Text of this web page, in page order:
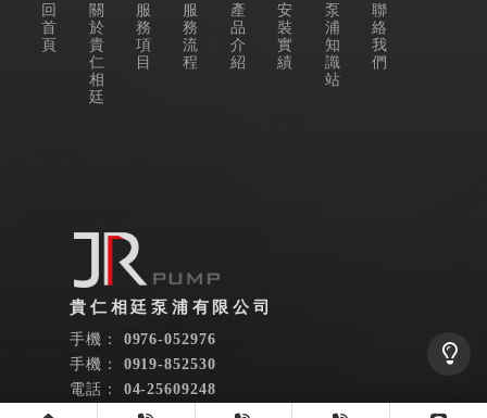
04-25609248
0976-052976
0919-852530
04-25608312
回
首
頁
關
於
貴
仁
相
廷
服
務
項
目
服
務
流
程
產
品
介
紹
安
裝
實
績
泵
浦
知
識
站
聯
絡
我
們